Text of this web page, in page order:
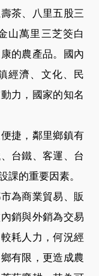
茶、八里五股三
山萬里三芝筊白
的農產品。國內
經濟、文化、民
力，國家的知名
捷，鄰里鄉鎮有
台鐵、客運、台
的重要因素。
為商業貿易、販
銷與外銷為交易
耗人力，何況經
有限，更造成農